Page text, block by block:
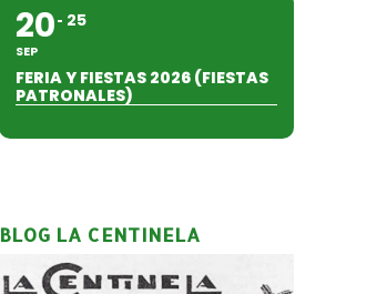
20
SEP
25
FERIA Y FIESTAS 2026 (FIESTAS
PATRONALES)
BLOG LA CENTINELA